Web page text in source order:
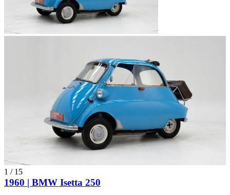
1 / 15
1960 | BMW Isetta 250